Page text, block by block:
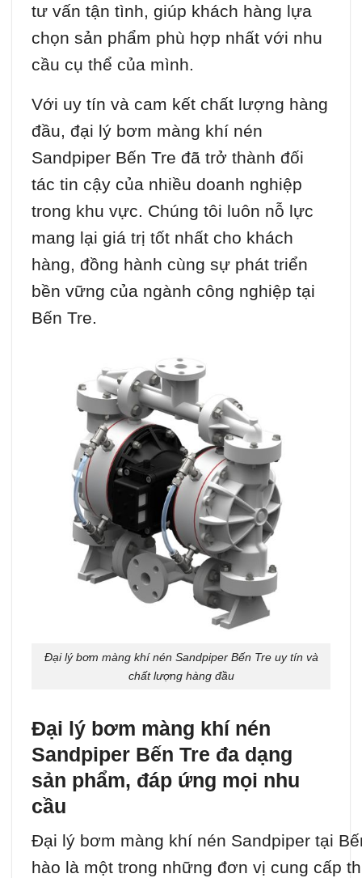
tư vấn tận tình, giúp khách hàng lựa
chọn sản phẩm phù hợp nhất với nhu
cầu cụ thể của mình.
Với uy tín và cam kết chất lượng hàng
đầu, đại lý bơm màng khí nén
Sandpiper Bến Tre đã trở thành đối
tác tin cậy của nhiều doanh nghiệp
trong khu vực. Chúng tôi luôn nỗ lực
mang lại giá trị tốt nhất cho khách
hàng, đồng hành cùng sự phát triển
bền vững của ngành công nghiệp tại
Bến Tre.
Đại lý bơm màng khí nén Sandpiper Bến Tre uy tín và
chất lượng hàng đầu
Đại lý bơm màng khí nén
Sandpiper Bến Tre đa dạng
sản phẩm, đáp ứng mọi nhu
cầu
Đại lý bơm màng khí nén Sandpiper tại
hào là một trong những đơn vị cung cấp